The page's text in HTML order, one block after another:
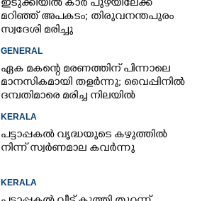
ഇടുക്കിയിൽ കാർ പുഴയിലേക്ക്
മറിഞ്ഞ് അപകടം; തിരുവനന്തപുരം
സ്വദേശി മരിച്ചു
GENERAL
ഏക മകന്റെ മരണത്തിന് പിന്നാലെ
മാനസികമായി തളർന്നു; വൈപ്പിനിൽ
ദമ്പതിമാരെ മരിച്ച നിലയിൽ
KERALA
പട്ടാപ്പകൽ വൃദ്ധയുടെ കഴുത്തിൽ
നിന്ന് സ്വർണമാല കവർന്നു
KERALA